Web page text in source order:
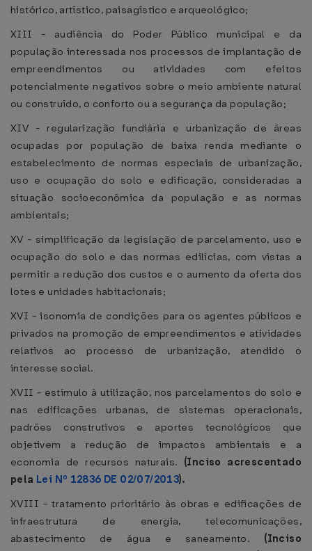
histórico, artístico, paisagístico e arqueológico;
XIII - audiência do Poder Público municipal e da
população interessada nos processos de implantação de
empreendimentos ou atividades com efeitos
potencialmente negativos sobre o meio ambiente natural
ou construído, o conforto ou a segurança da população;
XIV - regularização fundiária e urbanização de áreas
ocupadas por população de baixa renda mediante o
estabelecimento de normas especiais de urbanização,
uso e ocupação do solo e edificação, consideradas a
situação socioeconômica da população e as normas
ambientais;
XV - simplificação da legislação de parcelamento, uso e
ocupação do solo e das normas edilícias, com vistas a
permitir a redução dos custos e o aumento da oferta dos
lotes e unidades habitacionais;
XVI - isonomia de condições para os agentes públicos e
privados na promoção de empreendimentos e atividades
relativos ao processo de urbanização, atendido o
interesse social.
XVII - estímulo à utilização, nos parcelamentos do solo e
nas edificações urbanas, de sistemas operacionais,
padrões construtivos e aportes tecnológicos que
objetivem a redução de impactos ambientais e a
economia de recursos naturais. (Inciso acrescentado
pela Lei Nº 12836 DE 02/07/2013).
XVIII - tratamento prioritário às obras e edificações de
infraestrutura de energia, telecomunicações,
abastecimento de água e saneamento. (Inciso